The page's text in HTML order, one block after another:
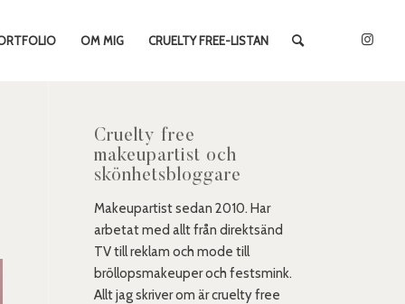
OM MIG CRUELTY FREE-LISTAN
Cruelty free
makeupartist och
skönhetsbloggare
Makeupartist sedan 2010. Har
arbetat med allt från direktsänd
TV till reklam och mode till
bröllopsmakeuper och festsmink.
Allt jag skriver om är cruelty free